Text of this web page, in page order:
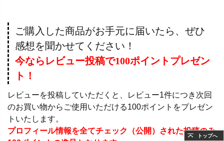
ご購入した商品がお手元に届いたら、ぜひ
感想を聞かせてください！
今ならレビュー投稿で100ポイントプレゼン
ト！
レビューを投稿していただくと、レビュー1件につき次回
のお買い物からご使用いただける100ポイントをプレゼン
トいたします。
プロフィール情報を全てチェック（公開）された投稿のみ
トップへ